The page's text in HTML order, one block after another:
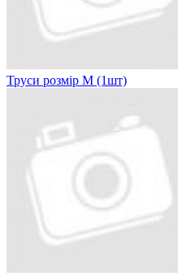
Труси розмір M (1шт)